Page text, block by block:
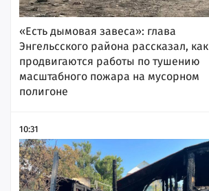
«Есть дымовая завеса»: глава
Энгельсского района рассказал, как
продвигаются работы по тушению
масштабного пожара на мусорном
полигоне
10:31